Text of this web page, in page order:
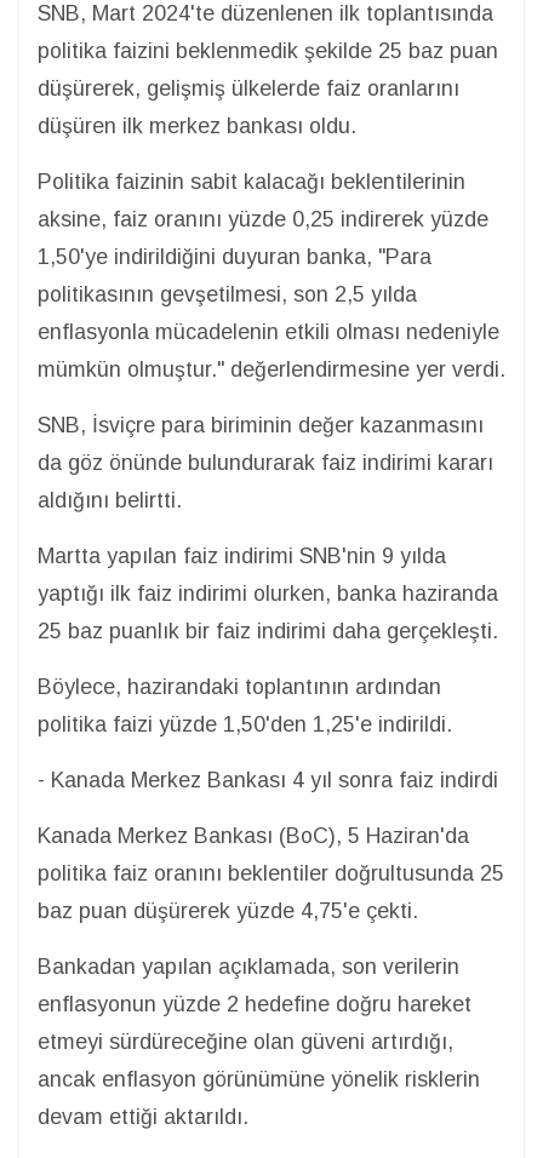
SNB, Mart 2024'te düzenlenen ilk toplantısında
politika faizini beklenmedik şekilde 25 baz puan
düşürerek, gelişmiş ülkelerde faiz oranlarını
düşüren ilk merkez bankası oldu.
Politika faizinin sabit kalacağı beklentilerinin
aksine, faiz oranını yüzde 0,25 indirerek yüzde
1,50'ye indirildiğini duyuran banka, "Para
politikasının gevşetilmesi, son 2,5 yılda
enflasyonla mücadelenin etkili olması nedeniyle
mümkün olmuştur." değerlendirmesine yer verdi.
SNB, İsviçre para biriminin değer kazanmasını
da göz önünde bulundurarak faiz indirimi kararı
aldığını belirtti.
Martta yapılan faiz indirimi SNB'nin 9 yılda
yaptığı ilk faiz indirimi olurken, banka haziranda
25 baz puanlık bir faiz indirimi daha gerçekleşti.
Böylece, hazirandaki toplantının ardından
politika faizi yüzde 1,50'den 1,25'e indirildi.
- Kanada Merkez Bankası 4 yıl sonra faiz indirdi
Kanada Merkez Bankası (BoC), 5 Haziran'da
politika faiz oranını beklentiler doğrultusunda 25
baz puan düşürerek yüzde 4,75'e çekti.
Bankadan yapılan açıklamada, son verilerin
enflasyonun yüzde 2 hedefine doğru hareket
etmeyi sürdüreceğine olan güveni artırdığı,
ancak enflasyon görünümüne yönelik risklerin
devam ettiği aktarıldı.